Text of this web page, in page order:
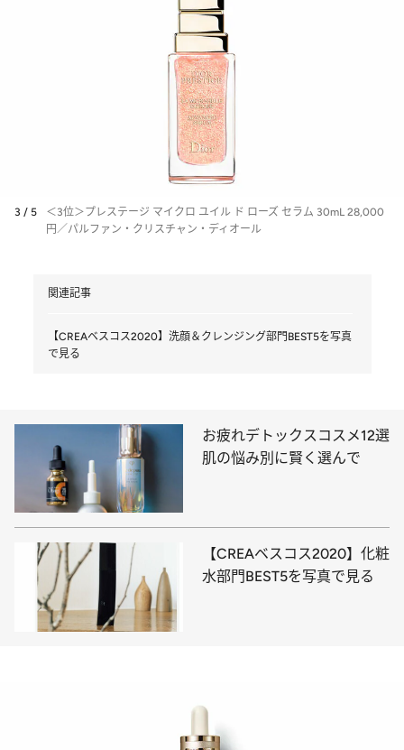
3 / 5
＜3位＞プレステージ マイクロ ユイル ド ローズ セラム 30mL 28,000
円／パルファン・クリスチャン・ディオール
関連記事
【CREAベスコス2020】洗顔＆クレンジング部門BEST5を写真
で見る
お疲れデトックスコスメ12選
肌の悩み別に賢く選んで
【CREAベスコス2020】化粧
水部門BEST5を写真で見る